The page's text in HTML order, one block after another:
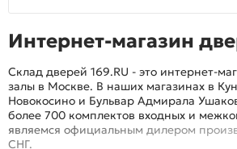
Интернет-магазин
Склад дверей 169.RU - это интернет-
залы в Москве. В наших магазинах в
Новокосино и Бульвар Адмирала
более 700 комплектов входных и
являемся официальным дилером
СНГ.